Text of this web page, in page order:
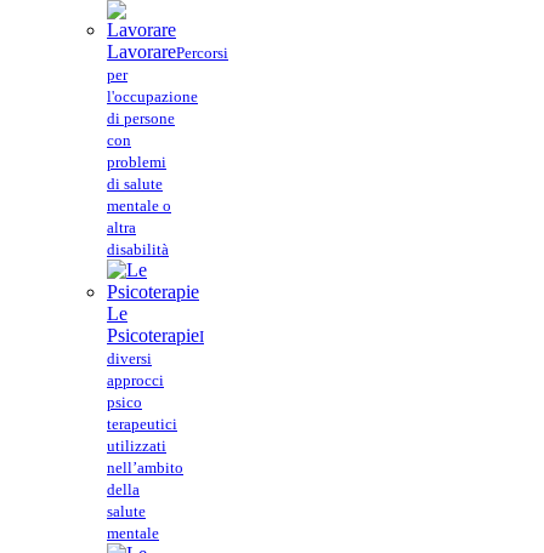
LavorarePercorsi
per
l'occupazione
di persone
con
problemi
di salute
mentale o
altra
disabilità
Le
PsicoterapieI
diversi
approcci
psico
terapeutici
utilizzati
nell’ambito
della
salute
mentale